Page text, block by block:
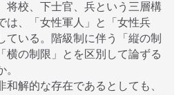
校、下士官、兵という三層構
は、「女性軍人」と「女性兵
ている。階級制に伴う「縦の制
横の制限」とを区別して論ずる
解的な存在であるとしても、